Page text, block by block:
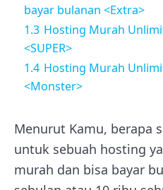
bayar bulanan <Extra>
1.3 Hosting Murah
<SUPER>
1.4 Hosting Murah
<Monster>
Menurut Kamu, berapa
untuk sebuah hosting
murah dan bisa bayar